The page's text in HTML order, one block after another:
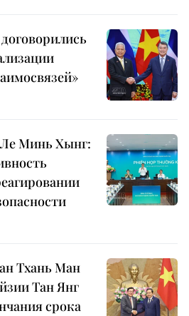
Минь Хынг:
Тхань Ман
Тан Янг
срока